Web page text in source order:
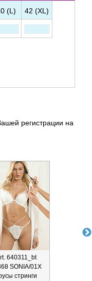
(L) 42 (XL)
регистрации на
640311_bt
SONIA/01X
стринги